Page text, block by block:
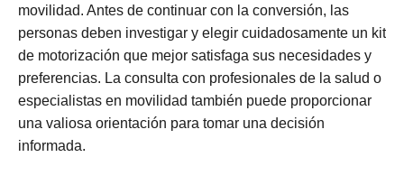
movilidad. Antes de continuar con la conversión, las
personas deben investigar y elegir cuidadosamente un kit
de motorización que mejor satisfaga sus necesidades y
preferencias. La consulta con profesionales de la salud o
especialistas en movilidad también puede proporcionar
una valiosa orientación para tomar una decisión
informada.